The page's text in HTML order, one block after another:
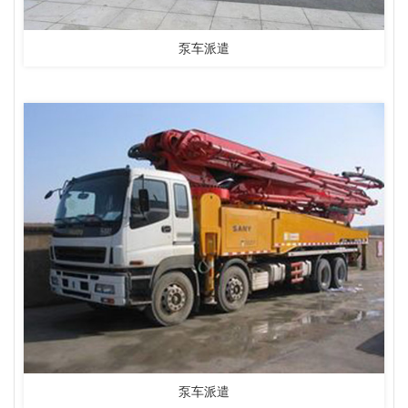
泵车派遣
泵车派遣